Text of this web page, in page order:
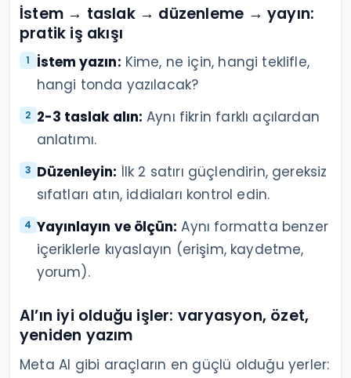
İstem → taslak → düzenleme → yayın:
pratik iş akışı
İstem yazın: Kime, ne için, hangi teklifle,
hangi tonda yazılacak?
2-3 taslak alın: Aynı fikrin farklı açılardan
anlatımı.
Düzenleyin: İlk 2 satırı güçlendirin, gereksiz
sıfatları atın, iddiaları kontrol edin.
Yayınlayın ve ölçün: Aynı formatta benzer
içeriklerle kıyaslayın (erişim, kaydetme,
yorum).
AI’ın iyi olduğu işler: varyasyon, özet,
yeniden yazım
Meta AI gibi araçların en güçlü olduğu yerler: